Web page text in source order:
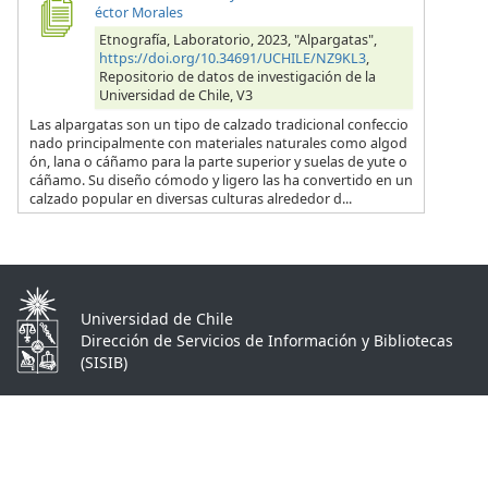
éctor Morales
Etnografía, Laboratorio, 2023, "Alpargatas",
https://doi.org/10.34691/UCHILE/NZ9KL3,
Repositorio de datos de investigación de la
Universidad de Chile, V3
Las alpargatas son un tipo de calzado tradicional confeccio
nado principalmente con materiales naturales como algod
ón, lana o cáñamo para la parte superior y suelas de yute o
cáñamo. Su diseño cómodo y ligero las ha convertido en un
calzado popular en diversas culturas alrededor d...
Universidad de Chile
Dirección de Servicios de Información y Bibliotecas
(SISIB)